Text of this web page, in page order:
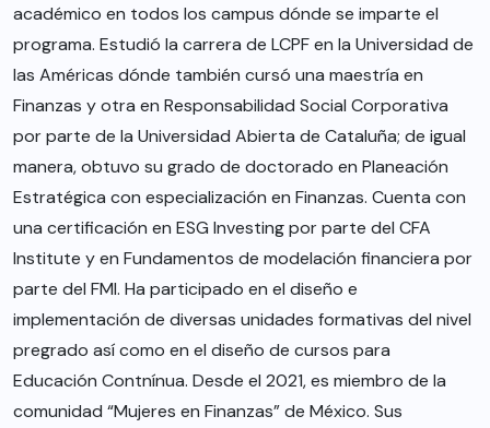
académico en todos los campus dónde se imparte el
programa. Estudió la carrera de LCPF en la Universidad de
las Américas dónde también cursó una maestría en
Finanzas y otra en Responsabilidad Social Corporativa
por parte de la Universidad Abierta de Cataluña; de igual
manera, obtuvo su grado de doctorado en Planeación
Estratégica con especialización en Finanzas. Cuenta con
una certificación en ESG Investing por parte del CFA
Institute y en Fundamentos de modelación financiera por
parte del FMI. Ha participado en el diseño e
implementación de diversas unidades formativas del nivel
pregrado así como en el diseño de cursos para
Educación Contnínua. Desde el 2021, es miembro de la
comunidad “Mujeres en Finanzas” de México. Sus